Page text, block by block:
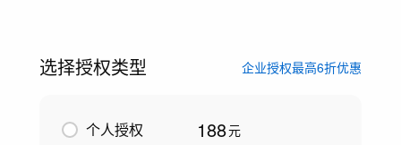
选择授权类型 企业授权最高6折优惠
个人授权 188元